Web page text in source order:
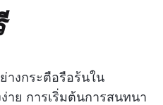
างกระตือรือร้นใน
าย การเริ่มต้นการสนทนา